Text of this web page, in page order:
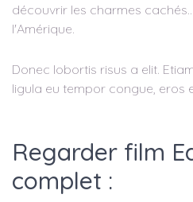
découvrir les charmes
l'Amérique.
Donec lobortis risus a elit.
ligula eu tempor congue, eros
Regarder film
complet :